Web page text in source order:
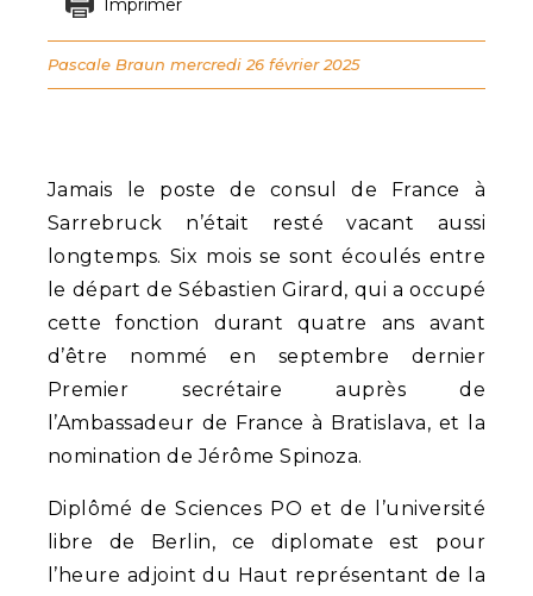
Jamais le poste de consul de France à
Sarrebruck n’était resté vacant aussi
longtemps. Six mois se sont écoulés entre
le départ de Sébastien Girard, qui a occupé
cette fonction durant quatre ans avant
d’être nommé en septembre dernier
Premier secrétaire auprès de
l’Ambassadeur de France à Bratislava, et la
nomination de Jérôme Spinoza.
Diplômé de Sciences PO et de l’université
libre de Berlin, ce diplomate est pour
l’heure adjoint du Haut représentant de la
Imprimer
Pascale Braun mercredi 26 février 2025